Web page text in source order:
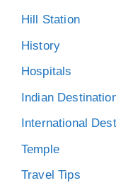
Hill Station
History
Hospitals
Indian
International
Temple
Travel Tips